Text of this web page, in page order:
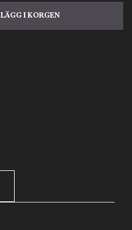
LÄGG I KORGEN